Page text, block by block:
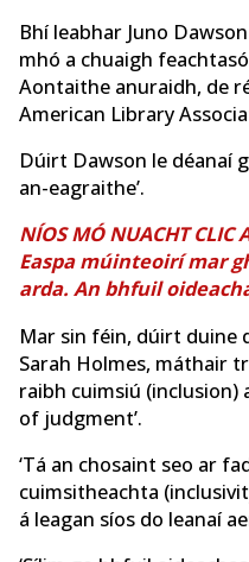
Bhí leabhar Juno
mhó a chuaigh
Aontaithe anuraidh, de
American Library
Dúirt Dawson le déanaí
an-eagraithe’.
NÍOS MÓ NUACHT CLIC
Easpa múinteoirí mar
arda. An bhfuil
Mar sin féin, dúirt duine
Sarah Holmes, máthair
raibh cuimsiú (inclusion)
of judgment’.
‘Tá an chosaint seo ar
cuimsitheachta
á leagan síos do leanaí